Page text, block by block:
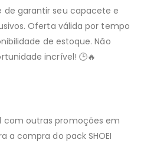
de garantir seu capacete e
Oferta válida por tempo
de estoque. Não
incrível! 🕒🔥
outras promoções em
a compra do pack SHOEI